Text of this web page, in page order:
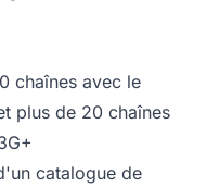
chaînes avec le
plus de 20 chaînes
catalogue de